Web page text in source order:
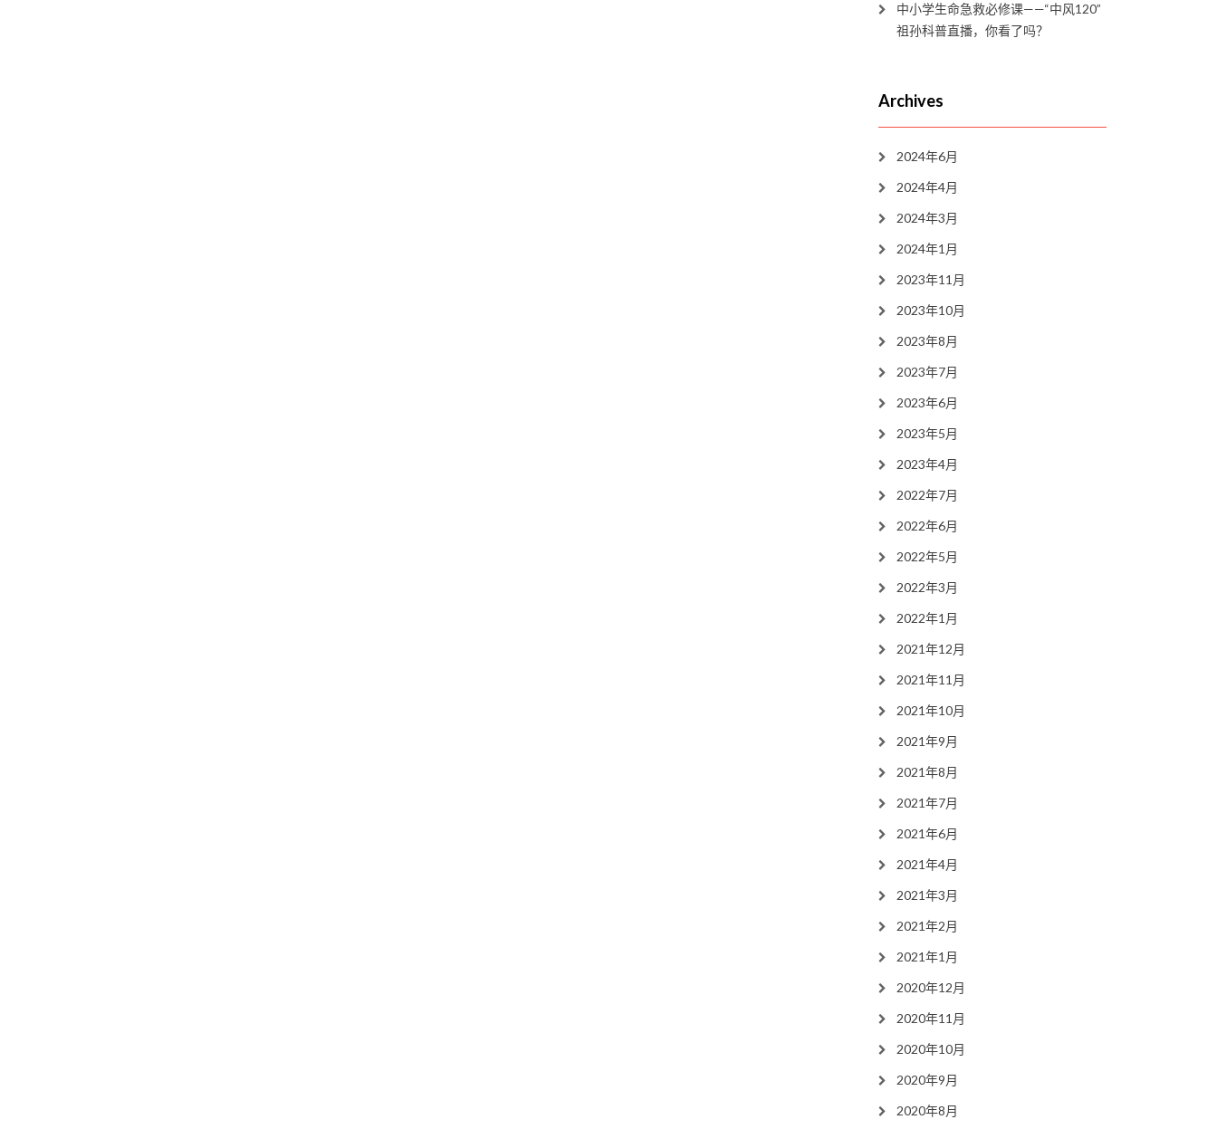
中小学生命急救必修课——“中风120”
祖孙科普直播，你看了吗？
Archives
2024年6月
2024年4月
2024年3月
2024年1月
2023年11月
2023年10月
2023年8月
2023年7月
2023年6月
2023年5月
2023年4月
2022年7月
2022年6月
2022年5月
2022年3月
2022年1月
2021年12月
2021年11月
2021年10月
2021年9月
2021年8月
2021年7月
2021年6月
2021年4月
2021年3月
2021年2月
2021年1月
2020年12月
2020年11月
2020年10月
2020年9月
2020年8月